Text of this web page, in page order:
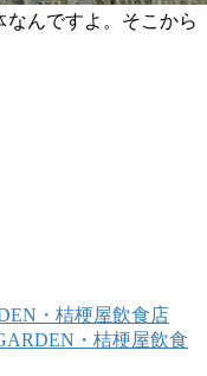
なんですよ。そこから
・桔梗屋飲食店
・桔梗屋飲食